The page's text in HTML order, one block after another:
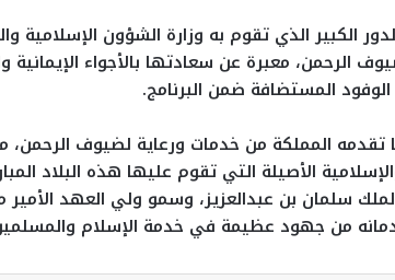
الكبير الذي تقوم به وزارة الشؤون الإسلامية
الرحمن، معبرة عن سعادتها بالأجواء الإيمانية
المستضافة ضمن البرنامج.
تقدمه المملكة من خدمات ورعاية لضيوف
الأصيلة التي تقوم عليها هذه البلاد
سلمان بن عبدالعزيز، وسمو ولي العهد
من جهود عظيمة في خدمة الإسلام